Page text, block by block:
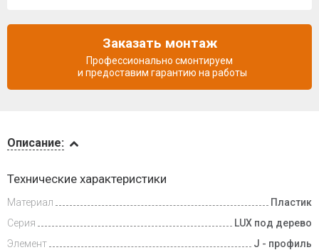
и оплата
Описание:
Технические характеристики
Материал
Пластик
Серия
LUX под дерево
Элемент
J - профиль
Заказать монтаж
Профессионально смонтируем
и предоставим гарантию на работы